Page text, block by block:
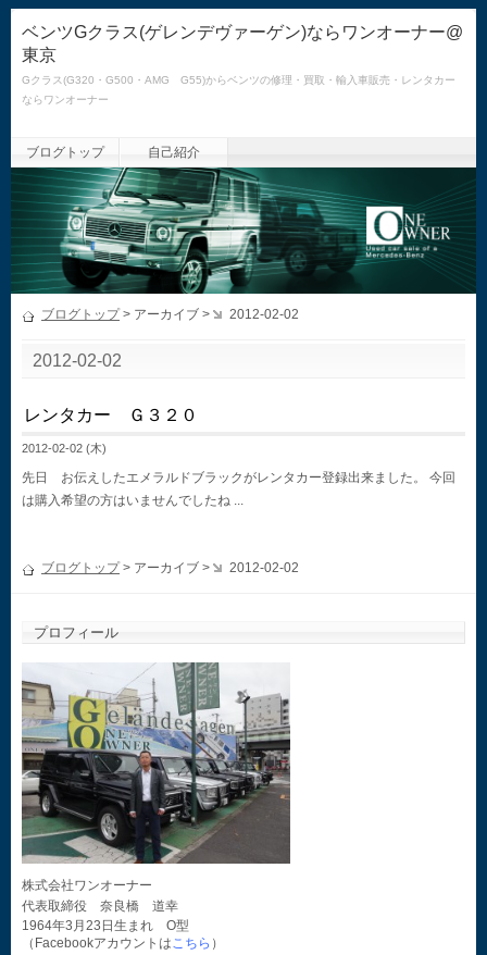
ベンツGクラス(ゲレンデヴァーゲン)ならワンオーナー@
東京
Gクラス(G320・G500・AMG G55)からベンツの修理・買取・輸入車販売・レンタカー
ならワンオーナー
ブログトップ 自己紹介
ブログトップ> アーカイブ > 2012-02-02
2012-02-02
レンタカー Ｇ３２０
2012-02-02 (木)
先日 お伝えしたエメラルドブラックがレンタカー登録出来ました。 今回
は購入希望の方はいませんでしたね ...
ブログトップ> アーカイブ > 2012-02-02
プロフィール
株式会社ワンオーナー
代表取締役 奈良橋 道幸
1964年3月23日生まれ O型
（Facebookアカウントはこちら ）